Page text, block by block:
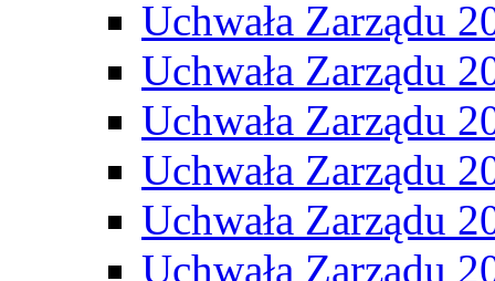
Uchwała Zarządu
Uchwała Zarządu
Uchwała Zarządu
Uchwała Zarządu
Uchwała Zarządu
Uchwała Zarządu